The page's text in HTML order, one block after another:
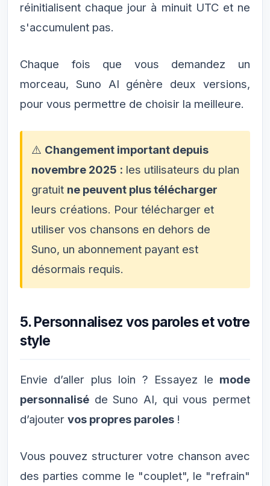
réinitialisent chaque jour à minuit UTC et ne
s'accumulent pas.
Chaque fois que vous demandez un
morceau, Suno AI génère deux versions,
pour vous permettre de choisir la meilleure.
⚠️ Changement important depuis
novembre 2025 : les utilisateurs du plan
gratuit ne peuvent plus télécharger
leurs créations. Pour télécharger et
utiliser vos chansons en dehors de
Suno, un abonnement payant est
désormais requis.
5. Personnalisez vos paroles et votre
style
Envie d’aller plus loin ? Essayez le mode
personnalisé de Suno AI, qui vous permet
d’ajouter vos propres paroles !
Vous pouvez structurer votre chanson avec
des parties comme le "couplet", le "refrain"